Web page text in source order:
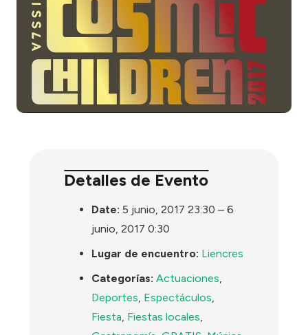
Detalles de Evento
Date: 5 junio, 2017 23:30 –6
junio, 2017 0:30
Lugar de encuentro: Liencres
Categorías: Actuaciones,
Deportes, Espectáculos,
Fiesta, Fiestas locales,